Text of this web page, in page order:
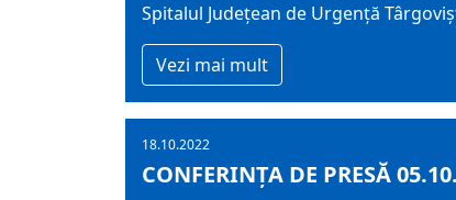
Spitalul Județean de Urgență
Vezi mai mult
18.10.2022
CONFERINȚA DE PRESĂ